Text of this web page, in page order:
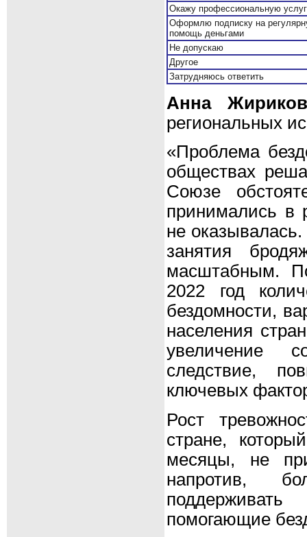
Окажу профессиональную
Оформлю подписку на
помощь деньгами
Не допускаю
Другое
Затрудняюсь ответить
Анна
региональных
«Проблема
обществах
Союзе
принимались в
не
занятия
масштабным.
2022 год
бездомности,
населения
увеличение
следствие,
ключевых
Рост
стране,
месяцы, не
напротив,
помогающие